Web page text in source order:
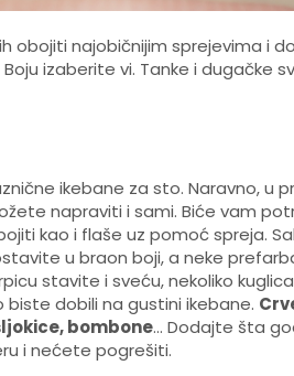
obojiti najobičnijim sprejevima i
izaberite vi. Tanke i dugačke
ikebane za sto. Naravno, u
napraviti i sami. Biće vam
kao i flaše uz pomoć spreja.
u braon boji, a neke
stavite i sveću, nekoliko
biste dobili na gustini ikebane.
bombone... Dodajte šta
i nećete pogrešiti.